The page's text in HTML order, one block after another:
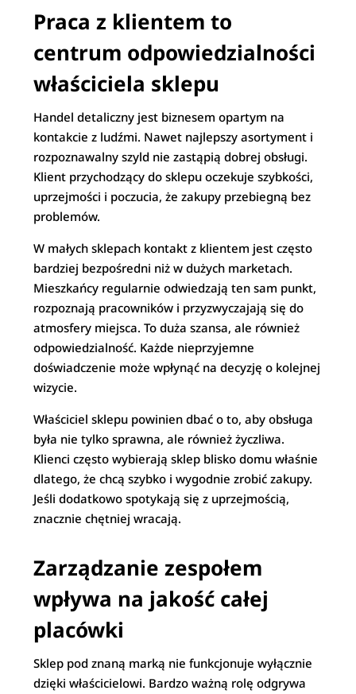
Praca z klientem to
centrum odpowiedzialności
właściciela sklepu
Handel detaliczny jest biznesem opartym na
kontakcie z ludźmi. Nawet najlepszy asortyment i
rozpoznawalny szyld nie zastąpią dobrej obsługi.
Klient przychodzący do sklepu oczekuje szybkości,
uprzejmości i poczucia, że zakupy przebiegną bez
problemów.
W małych sklepach kontakt z klientem jest często
bardziej bezpośredni niż w dużych marketach.
Mieszkańcy regularnie odwiedzają ten sam punkt,
rozpoznają pracowników i przyzwyczajają się do
atmosfery miejsca. To duża szansa, ale również
odpowiedzialność. Każde nieprzyjemne
doświadczenie może wpłynąć na decyzję o kolejnej
wizycie.
Właściciel sklepu powinien dbać o to, aby obsługa
była nie tylko sprawna, ale również życzliwa.
Klienci często wybierają sklep blisko domu właśnie
dlatego, że chcą szybko i wygodnie zrobić zakupy.
Jeśli dodatkowo spotykają się z uprzejmością,
znacznie chętniej wracają.
Zarządzanie zespołem
wpływa na jakość całej
placówki
Sklep pod znaną marką nie funkcjonuje wyłącznie
dzięki właścicielowi. Bardzo ważną rolę odgrywa